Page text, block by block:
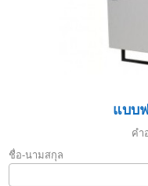
แบบ
คำ
ชื่อ-นามสกุล